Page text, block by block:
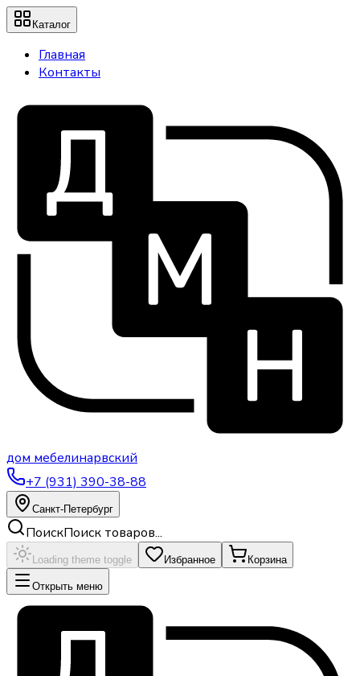
Каталог
Главная
Контакты
дом мебелинарвский
+7 (931) 390-38-88
Санкт-Петербург
ПоискПоиск товаров...
Loading theme toggle Избранное Корзина
Открыть меню